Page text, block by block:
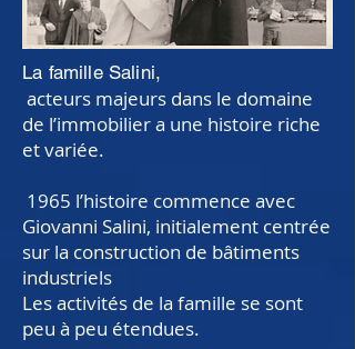
La famille Salini,
acteurs majeurs dans le domaine
de l’immobilier a une histoire riche
et variée.
1965 l’histoire commence avec
Giovanni Salini, initialement centrée
sur la construction de bâtiments
industriels
Les activités de la famille se sont
peu à peu étendues.